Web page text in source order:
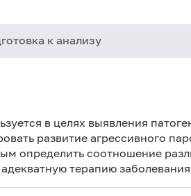
к анализу
в целях выявления
развитие агрессивного
определить соотношение
терапию